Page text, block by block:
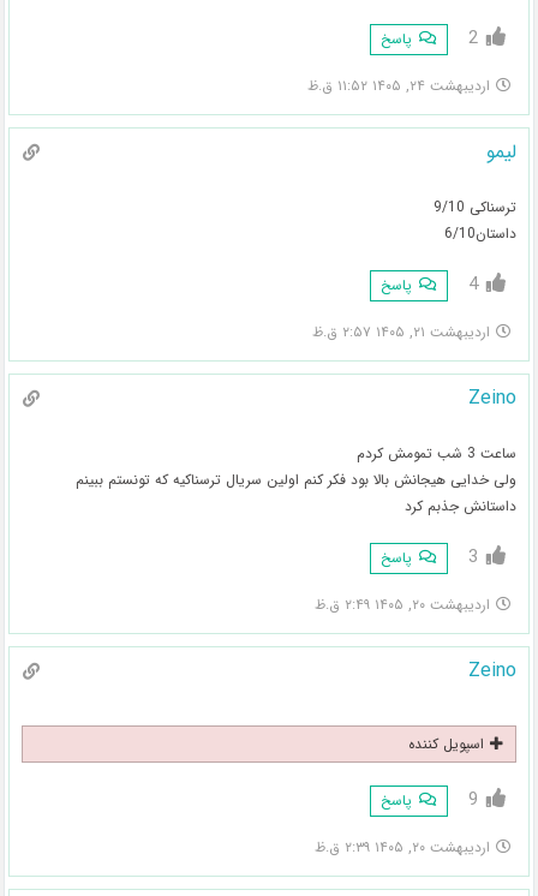
2 پاسخ
اردیبهشت ۲۴, ۱۴۰۵ ۱۱:۵۲ ق.ظ
لیمو
ترسناکی 9/10
داستان6/10
4 پاسخ
اردیبهشت ۲۱, ۱۴۰۵ ۲:۵۷ ق.ظ
Zeino
ساعت 3 شب تمومش کردم
ولی خدایی هیجانش بالا بود فکر کنم اولین سریال ترسناکیه که تونستم ببینم
داستانش جذبم کرد
3 پاسخ
اردیبهشت ۲۰, ۱۴۰۵ ۲:۴۹ ق.ظ
Zeino
اسپویل کننده
9 پاسخ
اردیبهشت ۲۰, ۱۴۰۵ ۲:۳۹ ق.ظ